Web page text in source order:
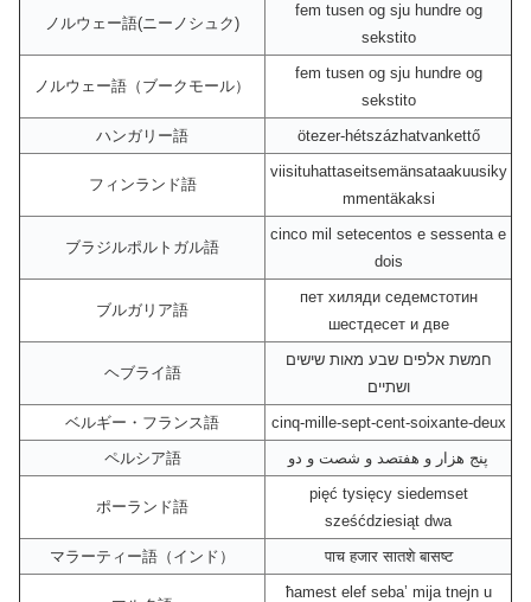
ノルウェー語(ニーノシュク)
fem tusen og sju hundre og
sekstito
ノルウェー語（ブークモール）
fem tusen og sju hundre og
sekstito
ハンガリー語
ötezer-hétszázhatvankettő
フィンランド語
viisituhattaseitsemänsataakuusiky
mmentäkaksi
ブラジルポルトガル語
cinco mil setecentos e sessenta e
dois
ブルガリア語
пет хиляди седемстотин
шестдесет и две
ヘブライ語
חמשת אלפים שבע מאות שישים
ושתיים
ベルギー・フランス語
cinq-mille-sept-cent-soixante-deux
ペルシア語
پنج هزار و هفتصد و شصت و دو
ポーランド語
pięć tysięcy siedemset
sześćdziesiąt dwa
マラーティー語（インド）
पाच हजार सातशे बासष्ट
ħamest elef seba’ mija tnejn u